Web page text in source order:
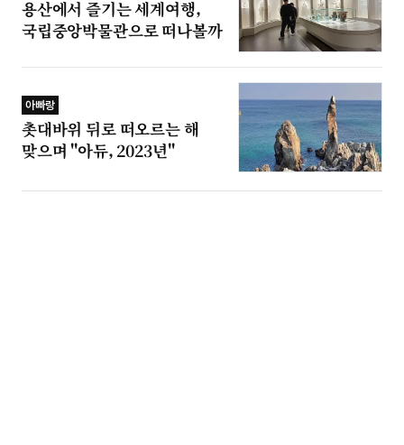
용산에서 즐기는 세계여행,
국립중앙박물관으로 떠나볼까
아빠랑
촛대바위 뒤로 떠오르는 해
맞으며 "아듀, 2023년"